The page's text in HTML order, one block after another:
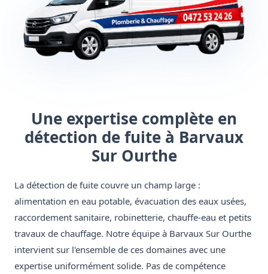
Une expertise complète en
détection de fuite à Barvaux
Sur Ourthe
La détection de fuite couvre un champ large :
alimentation en eau potable, évacuation des eaux usées,
raccordement sanitaire, robinetterie, chauffe-eau et petits
travaux de chauffage. Notre équipe à Barvaux Sur Ourthe
intervient sur l'ensemble de ces domaines avec une
expertise uniformément solide. Pas de compétence